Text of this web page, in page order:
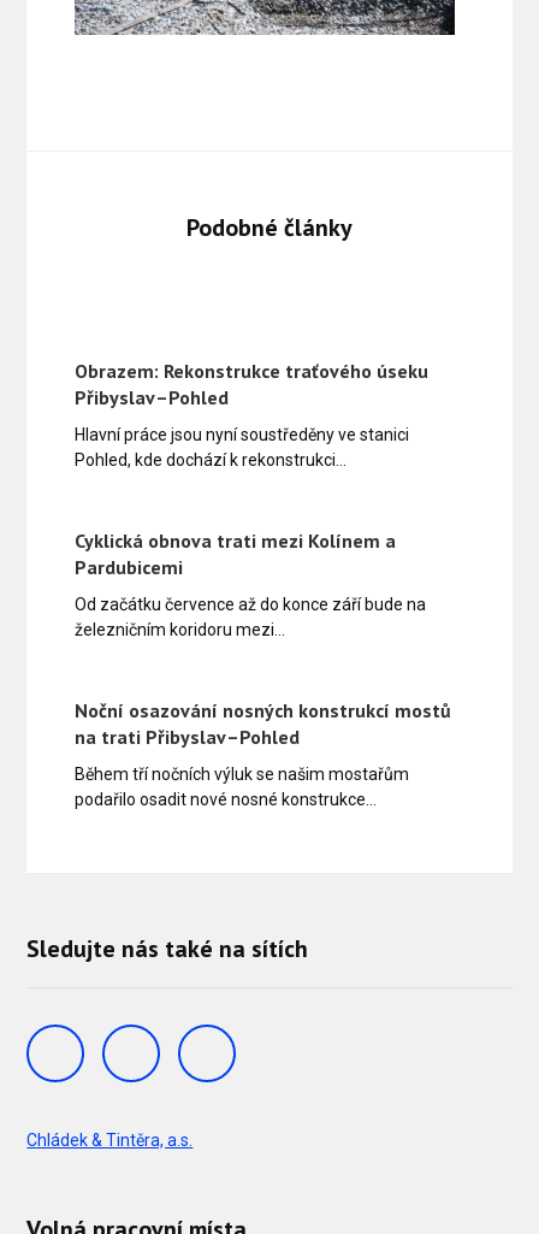
Podobné články
Obrazem: Rekonstrukce traťového úseku
Přibyslav–Pohled
Hlavní práce jsou nyní soustředěny ve stanici
Pohled, kde dochází k rekonstrukci…
Cyklická obnova trati mezi Kolínem a
Pardubicemi
Od začátku července až do konce září bude na
železničním koridoru mezi…
Noční osazování nosných konstrukcí mostů
na trati Přibyslav–Pohled
Během tří nočních výluk se našim mostařům
podařilo osadit nové nosné konstrukce…
Sledujte nás také na sítích
Chládek & Tintěra, a.s.